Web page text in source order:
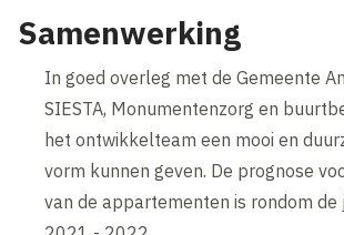
Samenwerking
In goed overleg met de Gemeente
SIESTA, Monumentenzorg en
het ontwikkelteam een mooi en
vorm kunnen geven. De prognose
van de appartementen is rondom de